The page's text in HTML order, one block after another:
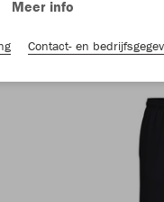
Meer info
Contact- en